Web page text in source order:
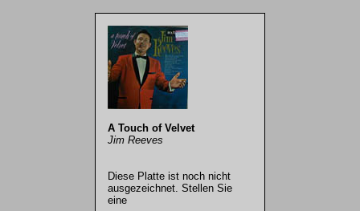
A Touch of Velvet
Jim Reeves
Diese Platte ist noch nicht
ausgezeichnet. Stellen Sie
eine